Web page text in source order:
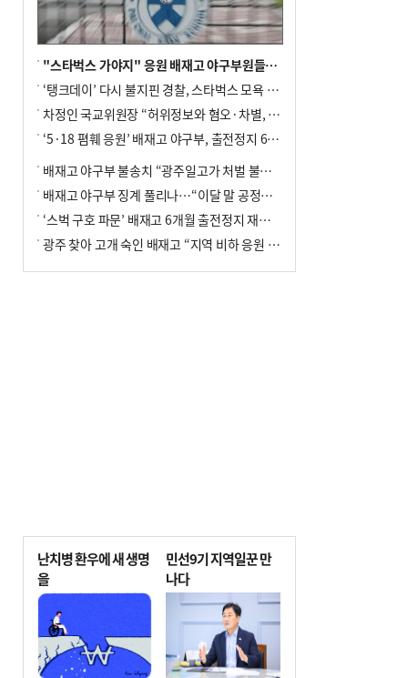
"스타벅스 가야지" 응원 배재고 야구부원들, 학교서 징계 처분
‘탱크데이’ 다시 불지핀 경찰, 스타벅스 모욕 혐의 압수수색
차정인 국교위원장 “허위정보와 혐오·차별, 학교 교실까지 유입"
‘5·18 폄훼 응원’ 배재고 야구부, 출전정지 6개월→1개월 감경
배재고 야구부 불송치 “광주일고가 처벌 불원 의사 표해”
배재고 야구부 징계 풀리나…“이달 말 공정위서 재심의”
‘스벅 구호 파문’ 배재고 6개월 출전정지 재심 신청키로
광주 찾아 고개 숙인 배재고 “지역 비하 응원 잘못”(종합)
난치병 환우에 새 생명
을
민선9기 지역일꾼 만
나다